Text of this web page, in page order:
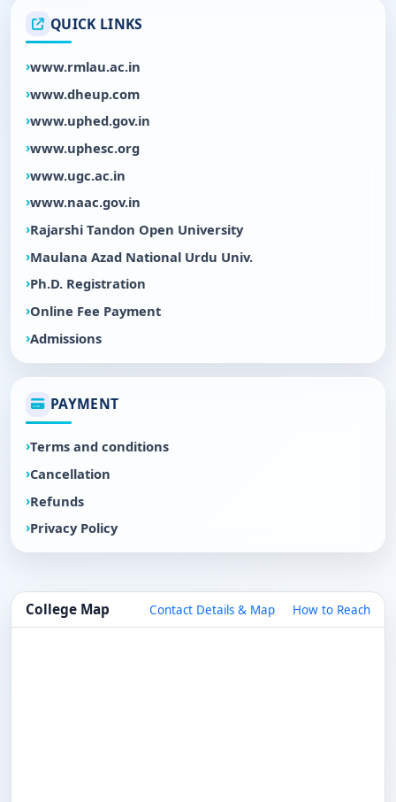
QUICK LINKS
www.rmlau.ac.in
www.dheup.com
www.uphed.gov.in
www.uphesc.org
www.ugc.ac.in
www.naac.gov.in
Rajarshi Tandon Open University
Maulana Azad National Urdu Univ.
Ph.D. Registration
Online Fee Payment
Admissions
PAYMENT
Terms and conditions
Cancellation
Refunds
Privacy Policy
College Map Contact Details & Map How to Reach